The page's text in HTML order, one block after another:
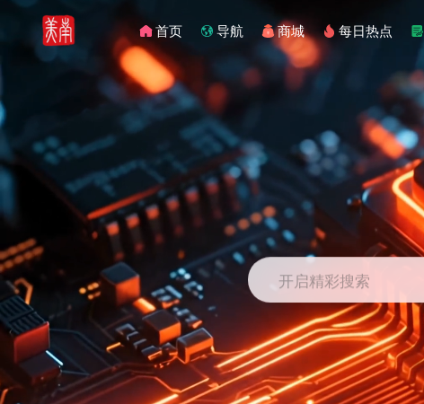
首页 导航 商城 每日热点
开启精彩搜索